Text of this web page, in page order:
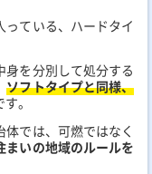
ている、ハードタイ
身を分別して処分する
ソフトタイプと同様、
す。
では、可燃ではなく
まいの地域のルールを